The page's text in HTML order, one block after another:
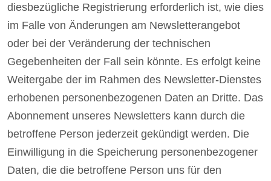
diesbezügliche Registrierung erforderlich ist, wie dies
im Falle von Änderungen am Newsletterangebot
oder bei der Veränderung der technischen
Gegebenheiten der Fall sein könnte. Es erfolgt keine
Weitergabe der im Rahmen des Newsletter-Dienstes
erhobenen personenbezogenen Daten an Dritte. Das
Abonnement unseres Newsletters kann durch die
betroffene Person jederzeit gekündigt werden. Die
Einwilligung in die Speicherung personenbezogener
Daten, die die betroffene Person uns für den